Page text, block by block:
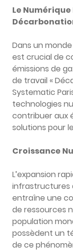
Le
Dans un
est crucial de
émissions de
de travail «
Systematic
technologies
contribuer aux
solutions pour
Croissance
L’expansion
infrastructures
entraîne une
de ressources
population
possèdent un
de ce